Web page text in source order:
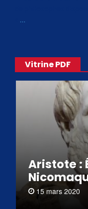
…
Vitrine PDF
Aristote :
15 mars 2020